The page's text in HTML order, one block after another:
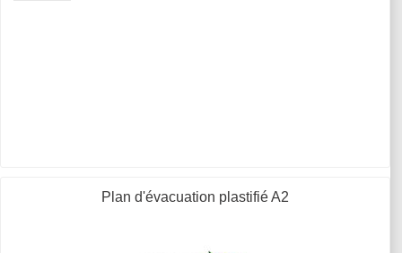
Plan d'évacuation plastifié A2